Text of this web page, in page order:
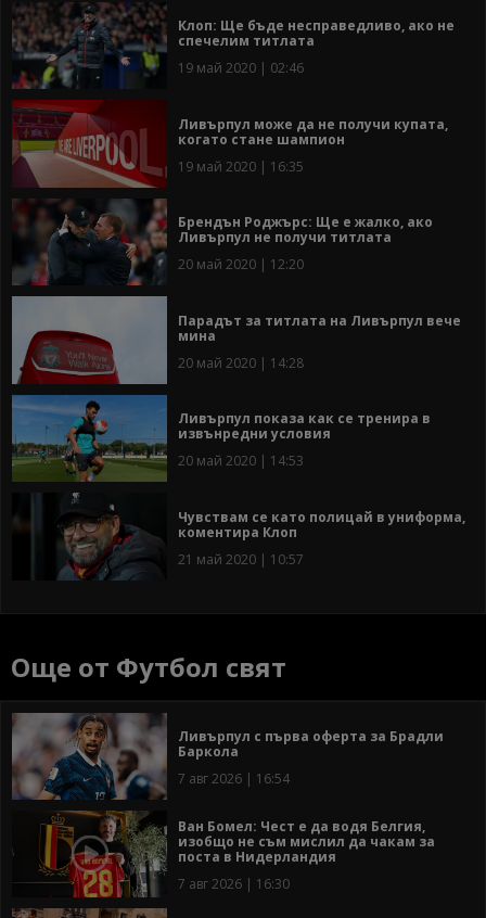
Клоп: Ще бъде несправедливо, ако не
спечелим титлата
19 май 2020 | 02:46
Ливърпул може да не получи купата,
когато стане шампион
19 май 2020 | 16:35
Брендън Роджърс: Ще е жалко, ако
Ливърпул не получи титлата
20 май 2020 | 12:20
Парадът за титлата на Ливърпул вече
мина
20 май 2020 | 14:28
Ливърпул показа как се тренира в
извънредни условия
20 май 2020 | 14:53
Чувствам се като полицай в униформа,
коментира Клоп
21 май 2020 | 10:57
Още от Футбол свят
Ливърпул с първа оферта за Брадли
Баркола
7 авг 2026 | 16:54
Ван Бомел: Чест е да водя Белгия,
изобщо не съм мислил да чакам за
поста в Нидерландия
7 авг 2026 | 16:30